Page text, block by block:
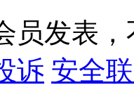
员发表
诉 安全